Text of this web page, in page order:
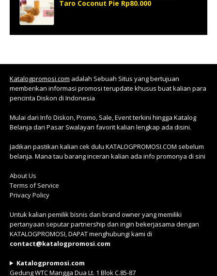
Taro Coconut Pie Rp80.000
Katalogpromosi.com adalah Sebuah Situs yang bertujuan
memberikan informasi promosi terupdate khusus buat kalian para
pencinta Diskon di Indonesia
Mulai dari Info Diskon, Promo, Sale, Event terkini hingga Katalog
Belanja dari Pasar Swalayan favorit kalian lengkap ada disini.
Jadikan pastikan kalian cek dulu KATALOGPROMOSI.COM sebelum
belanja. Mana tau barang inceran kalian ada info promonya di sini
About Us
Terms of Service
Privacy Policy
Untuk kalian pemilik bisnis dan brand owner yang memiliki
pertanyaan seputar partnership dan ingin bekerjasama dengan
KATALOGPROMOSI, DAPAT menghubungi kami di
contact@katalogpromosi.com
Katalogpromosi.com
Gedung WTC Mangga Dua Lt. 1 Blok C.85-87